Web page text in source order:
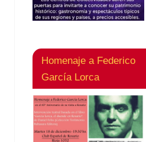
Homenaje a Federico
García Lorca